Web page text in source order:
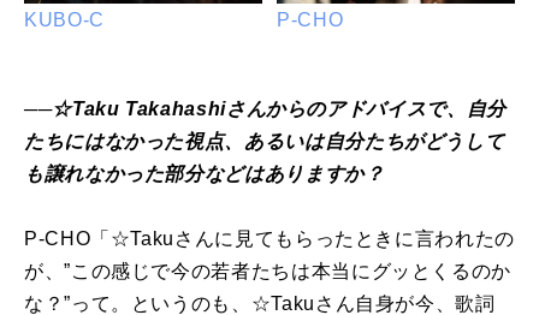
KUBO-C P-CHO
──☆Taku Takahashiさんからのアドバイスで、自分
たちにはなかった視点、あるいは自分たちがどうして
も譲れなかった部分などはありますか？
P-CHO「☆Takuさんに見てもらったときに言われたの
が、”この感じで今の若者たちは本当にグッとくるのか
な？”って。というのも、☆Takuさん自身が今、歌詞